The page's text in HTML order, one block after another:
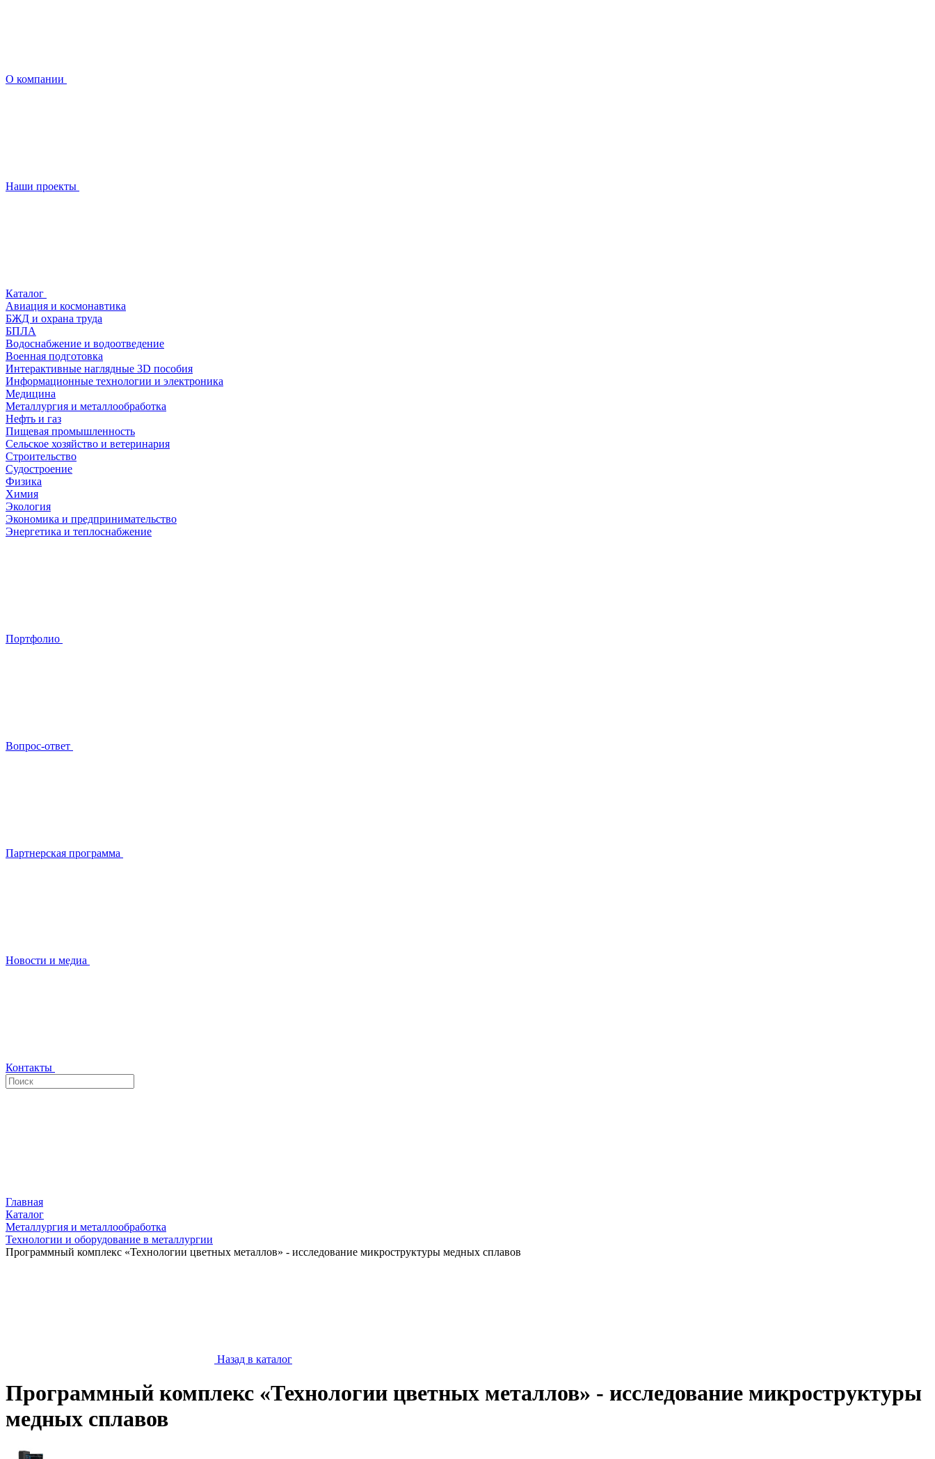
О компании
Наши проекты
Каталог
Авиация и космонавтика
БЖД и охрана труда
БПЛА
Водоснабжение и водоотведение
Военная подготовка
Интерактивные наглядные 3D пособия
Информационные технологии и электроника
Медицина
Металлургия и металлообработка
Нефть и газ
Пищевая промышленность
Сельское хозяйство и ветеринария
Строительство
Судостроение
Физика
Химия
Экология
Экономика и предпринимательство
Энергетика и теплоснабжение
Портфолио
Вопрос-ответ
Партнерская программа
Новости и медиа
Контакты
Главная
Каталог
Металлургия и металлообработка
Технологии и оборудование в металлургии
Программный комплекс «Технологии цветных металлов» - исследование микроструктуры медных сплавов
Назад в каталог
Программный комплекс «Технологии цветных металлов» - исследование микроструктуры
медных сплавов